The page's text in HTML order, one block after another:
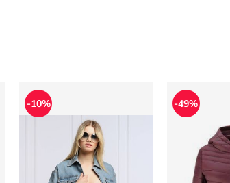
Kurtka damska casual Liu Jo
-10%
Kurtka
-49%